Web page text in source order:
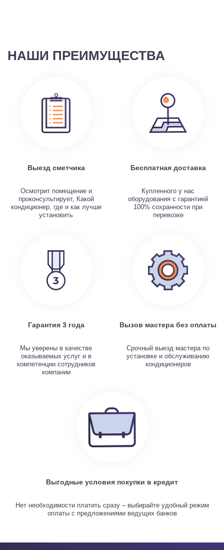
НАШИ ПРЕИМУЩЕСТВА
Выезд сметчика
Осмотрит помещение и
проконсультирует, Какой
кондиционер, где и как лучше
установить
Бесплатная доставка
Купленного у нас
оборудования с гарантией
100% сохранности при
перевозке
Гарантия 3 года
Мы уверены в качестве
оказываемых услуг и в
компетенции сотрудников
компании
Вызов мастера без оплаты
Срочный выезд мастера по
установке и обслуживанию
кондиционеров
Выгодные условия покупки в кредит
Нет необходимости платить сразу – выбирайте удобный режим
оплаты с предложениями ведущих банков